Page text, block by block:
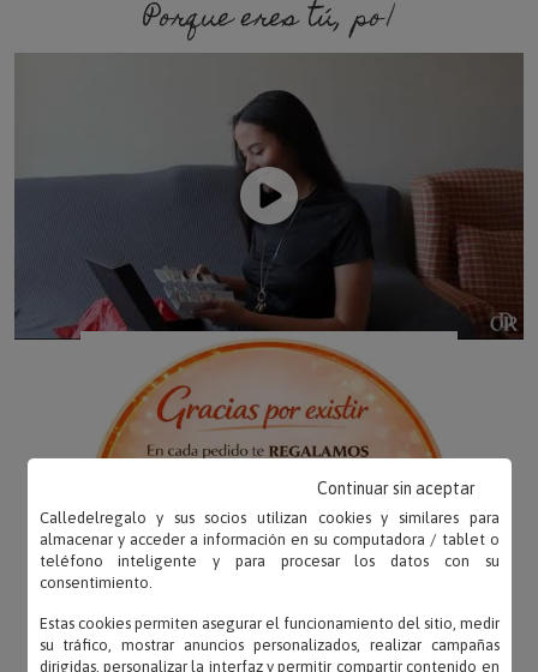
Porque eres tú, porque so
Calledelregalo y sus socios utilizan cookies y similares para
almacenar y acceder a información en su computadora / tablet o
teléfono inteligente y para procesar los datos con su
consentimiento.
Estas cookies permiten asegurar el funcionamiento del sitio, medir
su tráfico, mostrar anuncios personalizados, realizar campañas
dirigidas, personalizar la interfaz y permitir compartir contenido en
Continuar sin aceptar